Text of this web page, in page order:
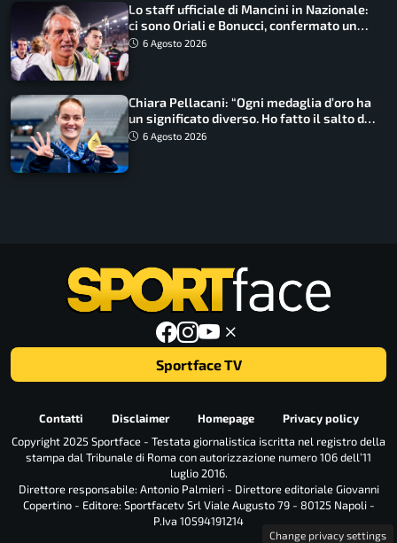
Lo staff ufficiale di Mancini in Nazionale:
ci sono Oriali e Bonucci, confermato un
ritorno
6 Agosto 2026
Chiara Pellacani: “Ogni medaglia d’oro ha
un significato diverso. Ho fatto il salto di
qualità”
6 Agosto 2026
Sportface TV
Contatti Disclaimer Homepage
Privacy policy
Copyright 2025 Sportface - Testata giornalistica iscritta nel registro della
stampa dal Tribunale di Roma con autorizzazione numero 106 dell’11
luglio 2016.
Direttore responsabile: Antonio Palmieri - Direttore editoriale Giovanni
Copertino - Editore: Sportfacetv Srl Viale Augusto 79 - 80125 Napoli -
P.Iva 10594191214
Change privacy settings